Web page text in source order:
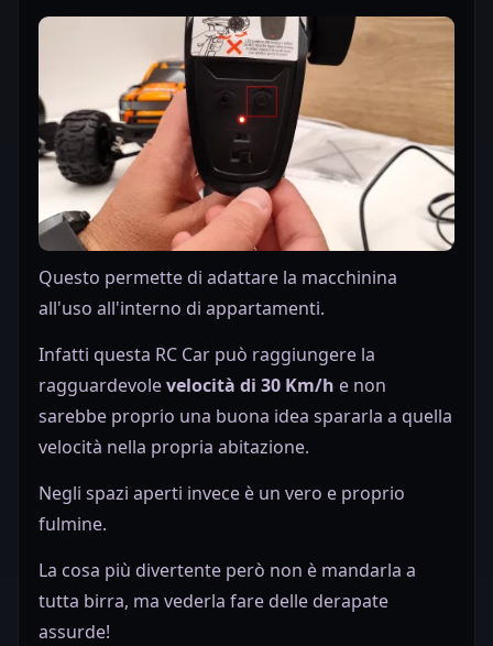
Questo permette di adattare la macchinina
all'uso all'interno di appartamenti.
Infatti questa RC Car può raggiungere la
ragguardevolevelocità di 30 Km/h e non
sarebbe proprio una buona idea spararla a quella
velocità nella propria abitazione.
Negli spazi aperti invece è un vero e proprio
fulmine.
La cosa più divertente però non è mandarla a
tutta birra, ma vederla fare delle derapate
assurde!